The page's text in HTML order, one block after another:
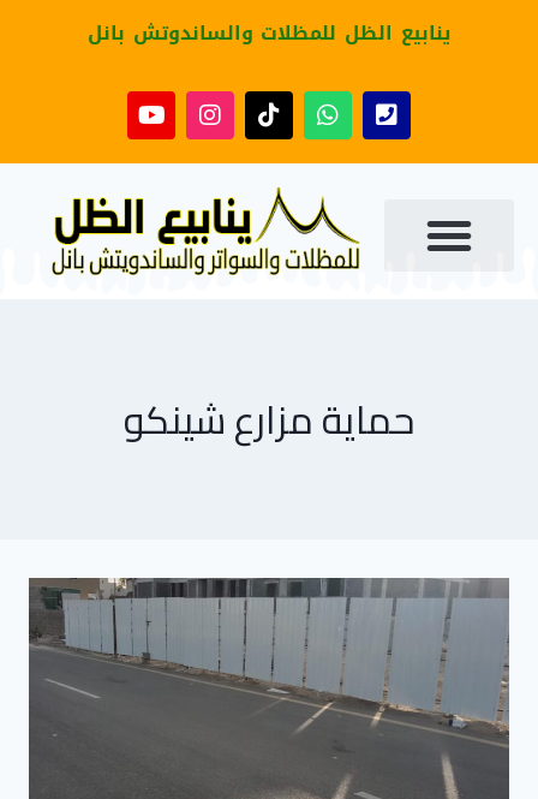
ينابيع الظل للمظلات والساندوتش بانل
حماية مزارع شينكو